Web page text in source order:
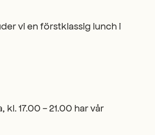
vi en förstklassig lunch i
17.00 - 21.00 har vår